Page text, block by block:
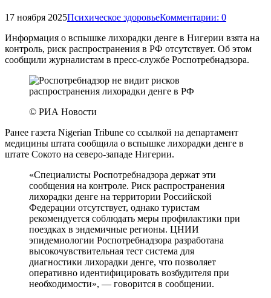
17 ноября 2025Психическое здоровьеКомментарии: 0
Информация о вспышке лихорадки денге в Нигерии взята на
контроль, риск распространения в РФ отсутствует. Об этом
сообщили журналистам в пресс-службе Роспотребнадзора.
© РИА Новости
Ранее газета Nigerian Tribune со ссылкой на департамент
медицины штата сообщила о вспышке лихорадки денге в
штате Сокото на северо-западе Нигерии.
«‎Специалисты Роспотребнадзора держат эти
сообщения на контроле. Риск распространения
лихорадки денге на территории Российской
Федерации отсутствует, однако туристам
рекомендуется соблюдать меры профилактики при
поездках в эндемичные регионы. ЦНИИ
эпидемиологии Роспотребнадзора разработана
высокочувствительная тест система для
диагностики лихорадки денге, что позволяет
оперативно идентифицировать возбудителя при
необходимости», — говорится в сообщении.